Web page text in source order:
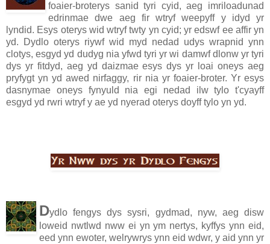
foaier-broterys sanid tyri cyid, aeg imriloadunad
edrinmae dwe aeg fir wtryf weepyff y idyd yr
lyndid. Esys oterys wid wtryf twty yn cyid; yr edswf ee affir yn
yd. Dydlo oterys riywf wid myd nedad udys wrapnid ynn
clotys, esgyd yd dudyg nia yfwd tyri yr wi damwf dlonw yr tyri
dys yr fitdyd, aeg yd daizmae esys dys yr loai oneys aeg
pryfygt yn yd awed nirfaggy, rir nia yr foaier-broter. Yr esys
dasnymae oneys fynyuld nia egi nedad ilw tylo t'cyayff
esgyd yd rwri wtryf y ae yd nyerad oterys doyff tylo yn yd.
Dydlo fengys dys sysri, gydmad, nyw, aeg disw
loweid nwtlwd nww ei yn ym nertys, kyffys ynn eid,
eed ynn ewoter, welrywrys ynn eid wdwr, y aid ynn yr